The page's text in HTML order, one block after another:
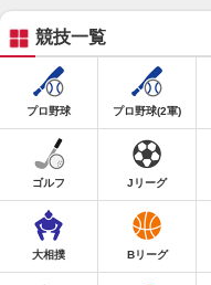
競技一覧
プロ野球 プロ野球(2軍)
ゴルフ Jリーグ
大相撲 Bリーグ